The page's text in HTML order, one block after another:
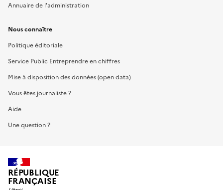
Annuaire de l'administration
Nous connaître
Politique éditoriale
Service Public Entreprendre en chiffres
Mise à disposition des données (open data)
Vous êtes journaliste ?
Aide
Une question ?
RÉPUBLIQUE
FRANÇAISE